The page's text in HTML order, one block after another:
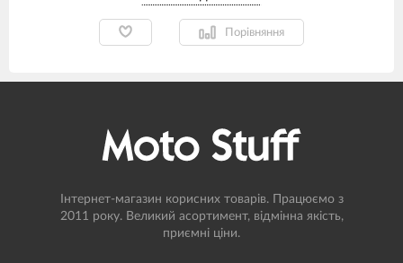
Порівняння
Інтернет-магазин корисних товарів. Працюємо з
2011 року. Великий асортимент, відмінна якість,
приємні ціни.